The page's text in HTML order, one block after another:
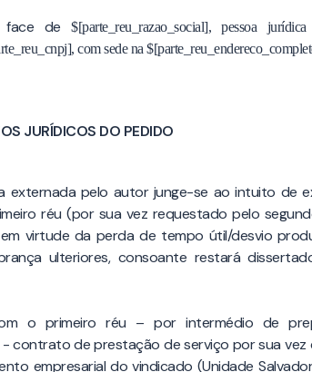
face de$[parte_reu_razao_social], pessoa
com sede na
JURÍDICOS DO PEDIDO
externada pelo autor junge-se ao intuito de
réu (por sua vez requestado pelo
virtude da perda de tempo útil/desvio
ulteriores, consoante restará
o primeiro réu – por intermédio de
contrato de prestação de serviço por sua vez
empresarial do vindicado (Unidade